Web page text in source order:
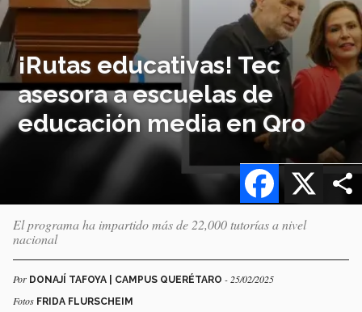
¡Rutas educativas! Tec
asesora a escuelas de
educación media en Qro
X
Facebook
El programa ha impartido más de 22,000 tutorías a nivel
nacional
Por DONAJÍ TAFOYA | CAMPUS QUERÉTARO - 25/02/2025
Fotos FRIDA FLURSCHEIM